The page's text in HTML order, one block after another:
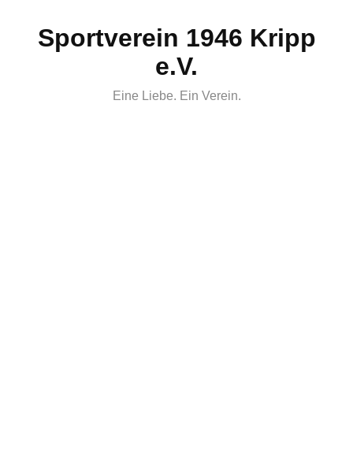
Sportverein 1946 Kripp
e.V.
Eine Liebe. Ein Verein.